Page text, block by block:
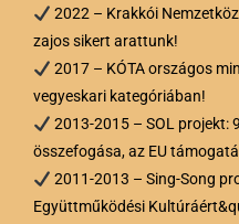
2022 – Krakkói
zajos sikert arattunk!
2017 – KÓTA országos
vegyeskari kategóriában!
2013-2015 – SOL projekt:
összefogása, az EU
2011-2013 – Sing-Song
Együttműködési